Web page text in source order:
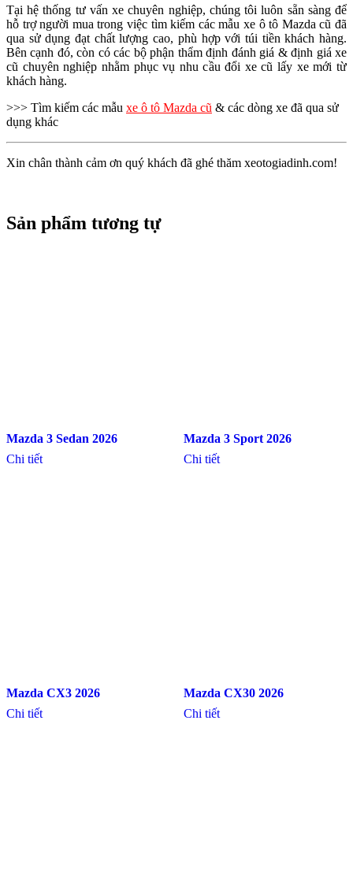
Tại hệ thống tư vấn xe chuyên nghiệp, chúng tôi luôn sẵn sàng để
hỗ trợ người mua trong việc tìm kiếm các mẫu xe ô tô Mazda cũ đã
qua sử dụng đạt chất lượng cao, phù hợp với túi tiền khách hàng.
Bên cạnh đó, còn có các bộ phận thẩm định đánh giá & định giá xe
cũ chuyên nghiệp nhằm phục vụ nhu cầu đổi xe cũ lấy xe mới từ
khách hàng.
>>> Tìm kiếm các mẫu xe ô tô Mazda cũ & các dòng xe đã qua sử
dụng khác
Xin chân thành cảm ơn quý khách đã ghé thăm xeotogiadinh.com!
Sản phẩm tương tự
Mazda 3 Sedan 2026
Chi tiết
Mazda 3 Sport 2026
Chi tiết
Mazda CX3 2026
Chi tiết
Mazda CX30 2026
Chi tiết